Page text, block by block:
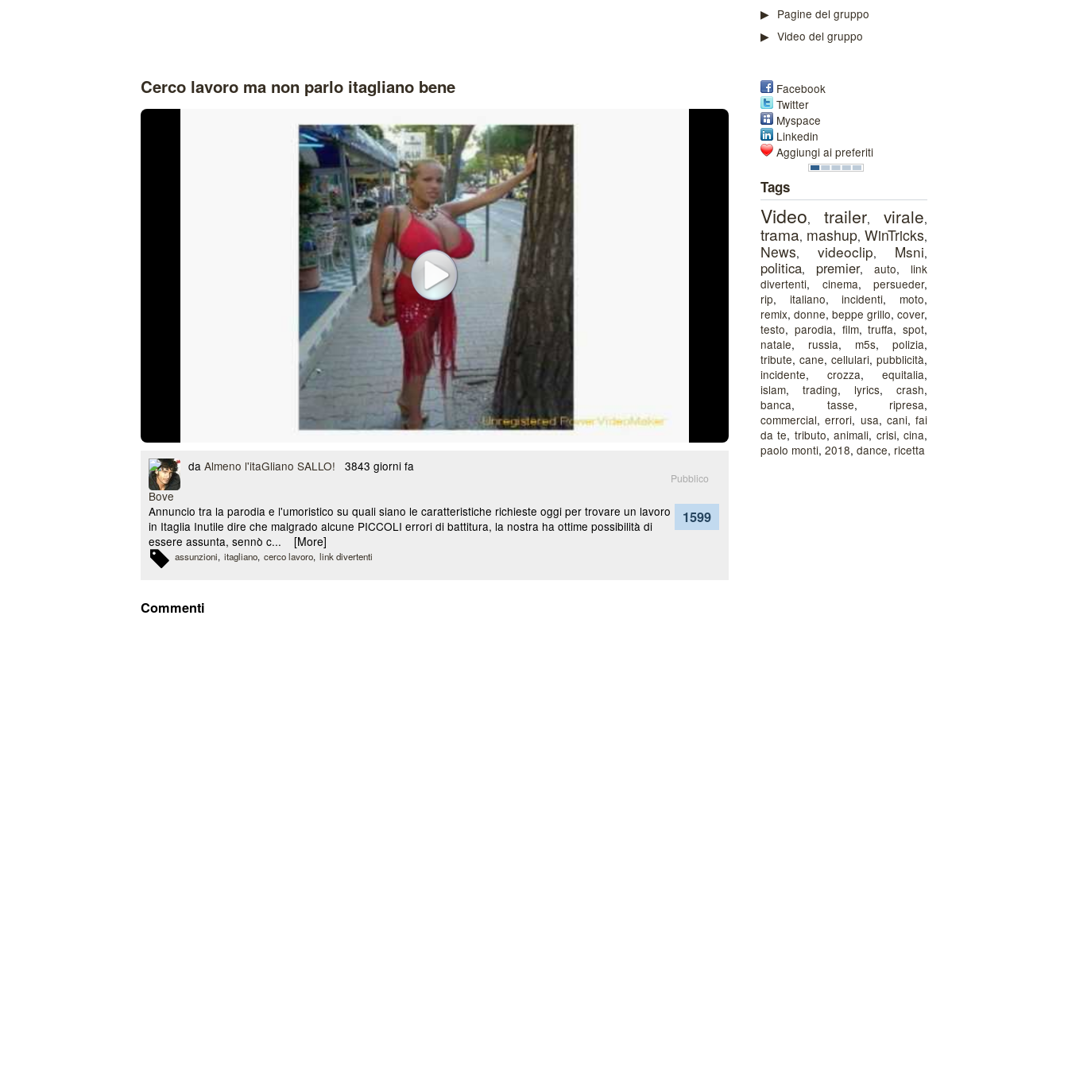
Pagine del gruppo
Video del gruppo
Facebook
Twitter
Myspace
Linkedin
Aggiungi ai preferiti
Tags
Video, trailer, virale,
trama, mashup, WinTricks,
News, videoclip, Msni,
politica, premier, auto, link
divertenti, cinema, persueder,
rip, italiano,incidenti, moto,
remix, donne, beppe grillo, cover,
testo, parodia, film,truffa, spot,
natale, russia, m5s, polizia,
tribute, cane, cellulari, pubblicità,
incidente, crozza, equitalia,
islam, trading, lyrics, crash,
banca, tasse, ripresa,
commercial,errori, usa, cani, fai
da te, tributo,animali, crisi,cina,
paolo monti, 2018, dance, ricetta
Cerco lavoro ma non parlo itagliano bene
da Almeno l'itaGliano SALLO! 3843 giorni fa
Pubblico
1599
Annuncio tra la parodia e l'umoristico su quali siano le caratteristiche richieste oggi per trovare un lavoro
in Itaglia Inutile dire che malgrado alcune PICCOLI errori di battitura, la nostra ha ottime possibilità di
essere assunta, sennò c... [More]
assunzioni itagliano cerco lavoro link divertenti
Commenti